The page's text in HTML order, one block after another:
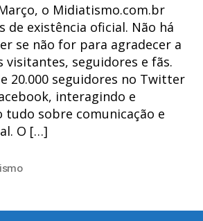
o Midiatismo.com.br
de existência oficial. Não há
se não for para agradecer a
visitantes, seguidores e fãs.
20.000 seguidores no Twitter
interagindo e
sobre comunicação e
O […]